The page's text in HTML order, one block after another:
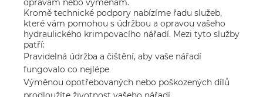
opravám nebo výměnám.
Kromě technické podpory nabízíme řadu služeb,
které vám pomohou s údržbou a opravou vašeho
hydraulického krimpovacího nářadí. Mezi tyto služby
patří:
Pravidelná údržba a čištění, aby vaše nářadí
fungovalo co nejlépe
Výměnou opotřebovaných nebo poškozených dílů